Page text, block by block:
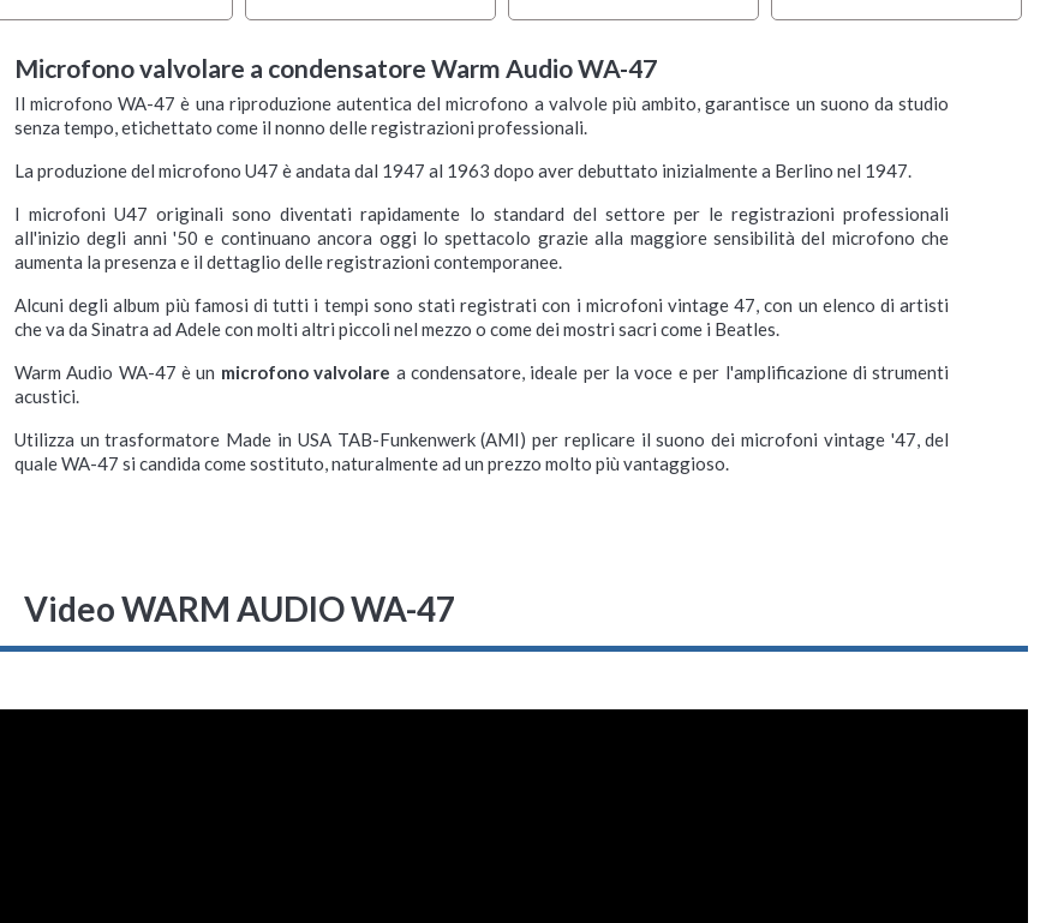
Microfono valvolare a condensatore Warm Audio WA-47
Il microfono WA-47 è una riproduzione autentica del microfono a valvole più ambito, garantisce un suono da studio
senza tempo, etichettato come il nonno delle registrazioni professionali.
La produzione del microfono U47 è andata dal 1947 al 1963 dopo aver debuttato inizialmente a Berlino nel 1947.
I microfoni U47 originali sono diventati rapidamente lo standard del settore per le registrazioni professionali
all'inizio degli anni '50 e continuano ancora oggi lo spettacolo grazie alla maggiore sensibilità del microfono che
aumenta la presenza e il dettaglio delle registrazioni contemporanee.
Alcuni degli album più famosi di tutti i tempi sono stati registrati con i microfoni vintage 47, con un elenco di artisti
che va da Sinatra ad Adele con molti altri piccoli nel mezzo o come dei mostri sacri come i Beatles.
Warm Audio WA-47 è un microfono valvolare a condensatore, ideale per la voce e per l'amplificazione di strumenti
acustici.
Utilizza un trasformatore Made in USA TAB-Funkenwerk (AMI) per replicare il suono dei microfoni vintage '47, del
quale WA-47 si candida come sostituto, naturalmente ad un prezzo molto più vantaggioso.
Video WARM AUDIO WA-47